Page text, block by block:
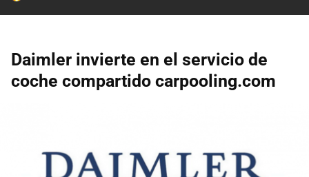
Daimler invierte en el servicio de
coche compartido carpooling.com